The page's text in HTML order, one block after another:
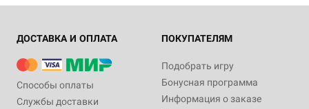
ДОСТАВКА И ОПЛАТА
Способы оплаты
Службы доставки
ПОКУПАТЕЛЯМ
Подобрать игру
Бонусная программа
Информация о заказе